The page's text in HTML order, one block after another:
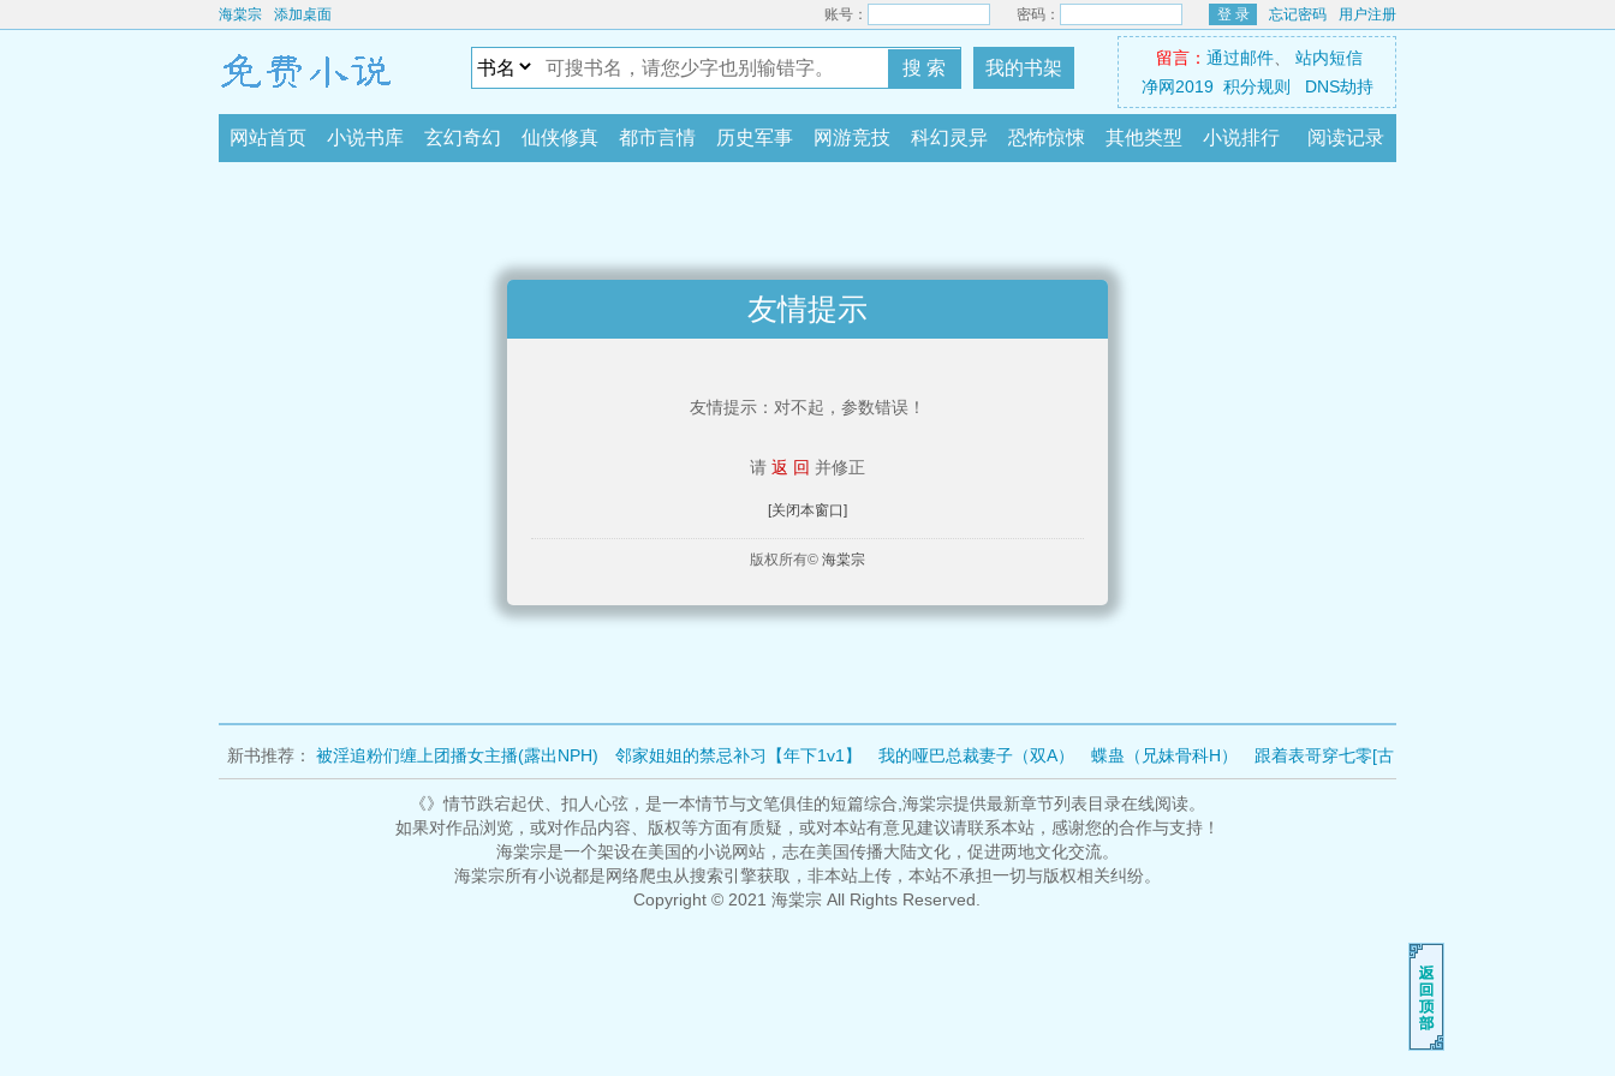
海棠宗 添加桌面 账号： 密码： 登 录 忘记密码 用户注册
搜 索 我的书架 留言： 通过邮件
站内短信
净网2019 积分规则 DNS劫持
网站首页 小说书库 玄幻奇幻 仙侠修真 都市言情 历史军事 网游竞技 科幻灵异 恐怖惊悚 其他类型 小说排行 阅读记录
友情提示
友情提示：对不起，参数错误！
请 返 回 并修正
[关闭本窗口]
版权所有© 海棠宗
新书推荐： 被淫追粉们缠上团播女主播(露出NPH) 邻家姐姐的禁忌补习【年下1v1】 我的哑巴总裁妻子（双A） 蝶蛊（兄妹骨科H）
跟着表哥穿七零[古
咦！恋爱系统还能这么用吗 三嫁权宦 半坏 咸鱼夫妇今天也想躺平 皇女翠花 糟糕，是绿眼睛男魅魔！ 六零年代我哥是卷王
口
少爷穿错了 破窗效应
《》情节跌宕起伏、扣人心弦，是一本情节与文笔俱佳的短篇综合,海棠宗提供最新章节列表目录在线阅读。
如果对作品浏览，或对作品内容、版权等方面有质疑，或对本站有意见建议请联系本站，感谢您的合作与支持！
海棠宗是一个架设在美国的小说网站，志在美国传播大陆文化，促进两地文化交流。
海棠宗所有小说都是网络爬虫从搜索引擎获取，非本站上传，本站不承担一切与版权相关纠纷。
Copyright © 2021 海棠宗 All Rights Reserved.